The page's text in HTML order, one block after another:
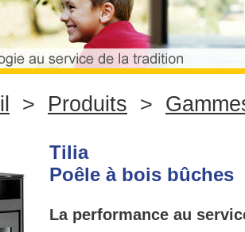
> Produits >
Tilia
Poêle à bois bûches
La performance au